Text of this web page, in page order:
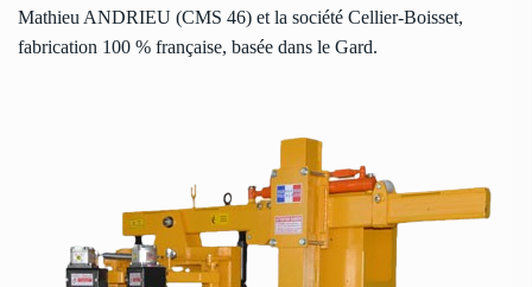
Mathieu ANDRIEU (CMS 46) et la société Cellier-Boisset,
fabrication 100 % française, basée dans le Gard.